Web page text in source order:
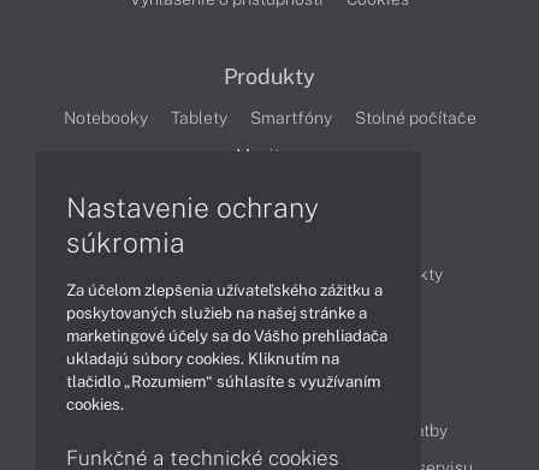
Produkty
Notebooky Tablety Smartfóny
Stolné počítače
Monitory
Produkty
Technológie
Videá
Obsah
Možnosti doručenia a platby
Nastavenie ochrany
súkromia
Za účelom zlepšenia užívateľského zážitku a
poskytovaných služieb na našej stránke a
marketingové účely sa do Vášho prehliadača
ukladajú súbory cookies. Kliknutím na
tlačidlo „Rozumiem“ súhlasíte s využívaním
cookies.
Funkčné a technické cookies